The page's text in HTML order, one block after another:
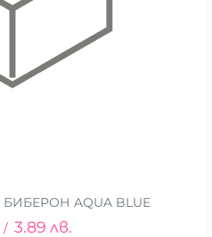
AQUA BLUE
/ 3.89 лв.